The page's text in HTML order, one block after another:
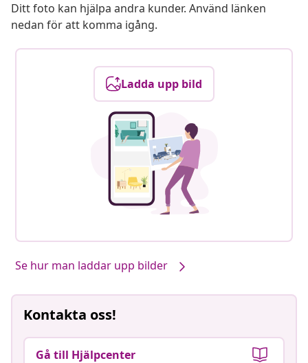
Ditt foto kan hjälpa andra kunder. Använd länken
nedan för att komma igång.
Ladda upp bild
Se hur man laddar upp bilder
Kontakta oss!
Gå till Hjälpcenter